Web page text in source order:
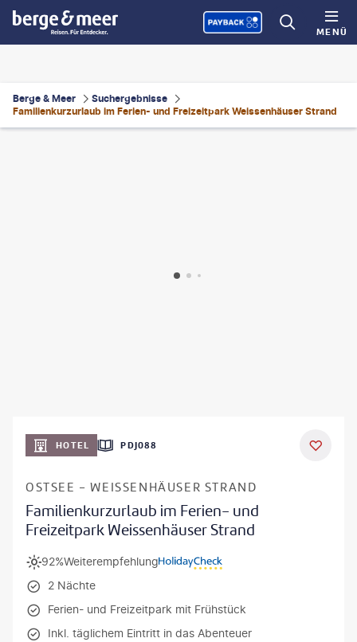
MENÜ
Berge & Meer
Suchergebnisse
Familienkurzurlaub im Ferien- und Freizeitpark Weissenhäuser Strand
HOTEL PDJ088
OSTSEE - WEISSENHÄUSER STRAND
Familienkurzurlaub im Ferien- und
Freizeitpark Weissenhäuser Strand
Weiterempfehlung
92%
2 Nächte
Ferien- und Freizeitpark mit Frühstück
Inkl. täglichem Eintritt in das Abenteuer